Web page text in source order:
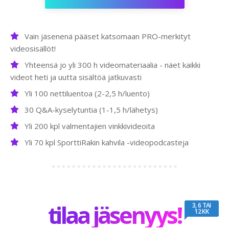
Vain jäsenenä pääset katsomaan PRO-merkityt
videosisällöt!
Yhteensä jo yli 300 h videomateriaalia - näet kaikki
videot heti ja uutta sisältöä jatkuvasti
Yli 100 nettiluentoa (2-2,5 h/luento)
30 Q&A-kyselytuntia (1-1,5 h/lähetys)
Yli 200 kpl valmentajien vinkkivideoita
Yli 70 kpl SporttiRakin kahvila -videopodcasteja
tilaa jäsenyys! 3, 6 TAI
12 KK